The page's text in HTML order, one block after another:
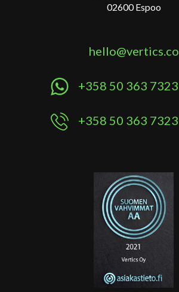
02600 Espoo
hello@vertics.co
+358 50 363 7323
+358 50 363 7323